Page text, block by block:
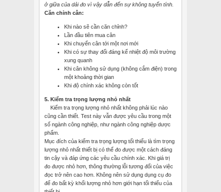
ở giữa của dải đo vì vậy dẫn đến sự không tuyến tính.
Căn chỉnh cân:
Khi nào sẽ cần căn chỉnh?
Lần đầu tiên mua cân
Khi chuyển cân tới một nơi mới
Khi có sự thay đổi đáng kể nhiệt độ môi trường
xung quanh
Khi cân không sử dụng (không cắm điện) trong
một khoảng thời gian
Khi độ chính xác không còn tốt
5. Kiểm tra trọng lượng nhỏ nhất
Kiểm tra trọng lượng nhỏ nhất không phải lúc nào
cũng cần thiết. Test này vẫn được yêu cầu trong một
số ngành công nghiệp, như ngành công nghiệp dược
phẩm.
Mục đích của kiểm tra trọng lượng tối thiểu là tìm trọng
lượng nhỏ nhất thiết bị có thể đo được một cách đáng
tin cậy và đáp ứng các yêu cầu chính xác. Khi giá trị
đo được nhỏ hơn, thông thường lỗi tương đối của việc
đọc trở nên cao hơn. Không nên sử dụng dụng cụ đo
để đo bất kỳ khối lượng nhỏ hơn giới hạn tối thiểu của